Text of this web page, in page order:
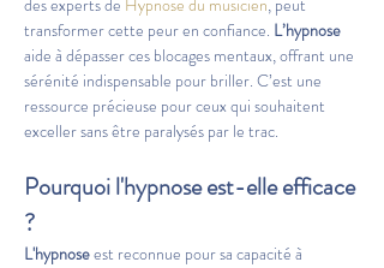
des experts de Hypnose du musicien, peut
transformer cette peur en confiance. L’hypnose
aide à dépasser ces blocages mentaux, offrant une
sérénité indispensable pour briller. C’est une
ressource précieuse pour ceux qui souhaitent
exceller sans être paralysés par le trac.
Pourquoi l'hypnose est-elle efficace
?
L'hypnose est reconnue pour sa capacité à